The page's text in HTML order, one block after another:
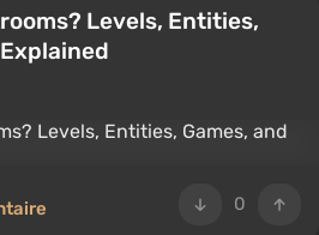
Levels, Entities,
0